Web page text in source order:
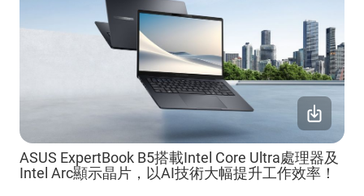
ASUS ExpertBook B5搭載Intel Core Ultra處理器及
Intel Arc顯示晶片，以AI技術大幅提升工作效率！